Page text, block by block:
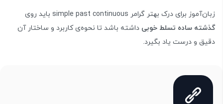
زبان‌آموز برای درک بهتر گرامر simple past continuous باید روی
گذشته ساده تسلط خوبی داشته باشد تا نحوه‌ی کاربرد و ساختار آن
دقیق و درست یاد بگیرد.